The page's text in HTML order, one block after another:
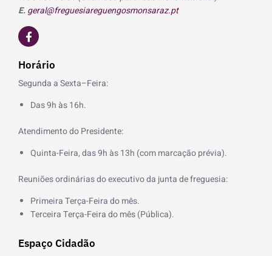
E.geral@freguesiareguengosmonsaraz.pt
F
a
c
e
b
o
o
k
Horário
Segunda a Sexta–Feira:
Das 9h às 16h.
Atendimento do Presidente:
Quinta-Feira, das 9h às 13h (com marcação prévia).
Reuniões ordinárias do executivo da junta de freguesia:
Primeira Terça-Feira do mês.
Terceira Terça-Feira do mês (Pública).
Espaço Cidadão